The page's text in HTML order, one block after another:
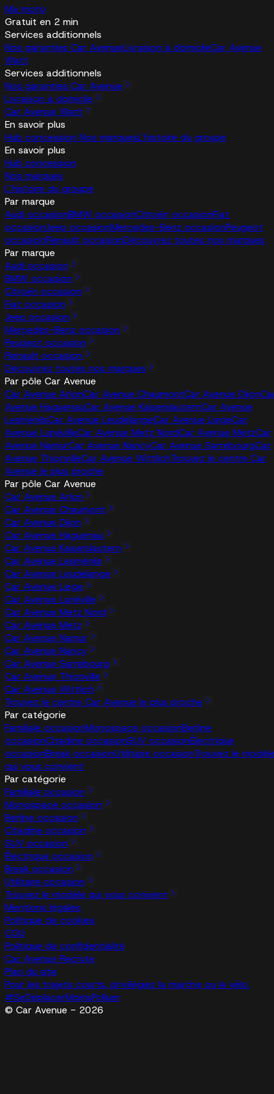
Ma moto
Gratuit en 2 min
Services additionnels
Nos garanties Car AvenueLivraison à domicileCar Avenue
Watt
Services additionnels
Nos garanties Car Avenue
Livraison à domicile
Car Avenue Watt
En savoir plus
Hub concession Nos marquesL'histoire du groupe
En savoir plus
Hub concession
Nos marques
L'histoire du groupe
Par marque
Audi occasionBMW occasionCitroën occasionFiat
occasionJeep occasionMercedes-Benz occasionPeugeot
occasionRenault occasionDécouvrez toutes nos marques
Par marque
Audi occasion
BMW occasion
Citroën occasion
Fiat occasion
Jeep occasion
Mercedes-Benz occasion
Peugeot occasion
Renault occasion
Découvrez toutes nos marques
Par pôle Car Avenue
Car Avenue ArlonCar Avenue ChaumontCar Avenue Dijon
Avenue HaguenauCar Avenue KaiserslauternCar Avenue
LesménilsCar Avenue LeudelangeCar Avenue LiegeCar
Avenue LunévilleCar Avenue Metz NordCar Avenue MetzCar
Avenue NamurCar Avenue NancyCar Avenue SarrebourgCar
Avenue ThionvilleCar Avenue WittlichTrouvez le centre Car
Avenue le plus proche
Par pôle Car Avenue
Car Avenue Arlon
Car Avenue Chaumont
Car Avenue Dijon
Car Avenue Haguenau
Car Avenue Kaiserslautern
Car Avenue Lesménils
Car Avenue Leudelange
Car Avenue Liege
Car Avenue Lunéville
Car Avenue Metz Nord
Car Avenue Metz
Car Avenue Namur
Car Avenue Nancy
Car Avenue Sarrebourg
Car Avenue Thionville
Car Avenue Wittlich
Trouvez le centre Car Avenue le plus proche
Par catégorie
Familiale occasionMonospace occasionBerline
occasionCitadine occasionSUV occasionÉlectrique
occasionBreak occasionUtilitaire occasionTrouvez le
qui vous convient
Par catégorie
Familiale occasion
Monospace occasion
Berline occasion
Citadine occasion
SUV occasion
Électrique occasion
Break occasion
Utilitaire occasion
Trouvez le modèle qui vous convient
Mentions légales
Politique de cookies
CGU
Politique de confidentialité
Car Avenue Recrute
Plan du site
Pour les trajets courts, privilégiez la marche ou le vélo.
#SeDéplacerMoinsPolluer
© Car Avenue - 2026